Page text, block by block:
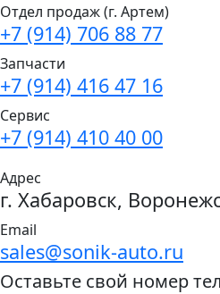
Отдел продаж (г. Артем)
+7 (914) 706 88 77
Запчасти
+7 (914) 416 47 16
Сервис
+7 (914) 410 40 00
Адрес
г. Хабаровск,
Email
sales@sonik-auto.ru
Оставьте свой номер